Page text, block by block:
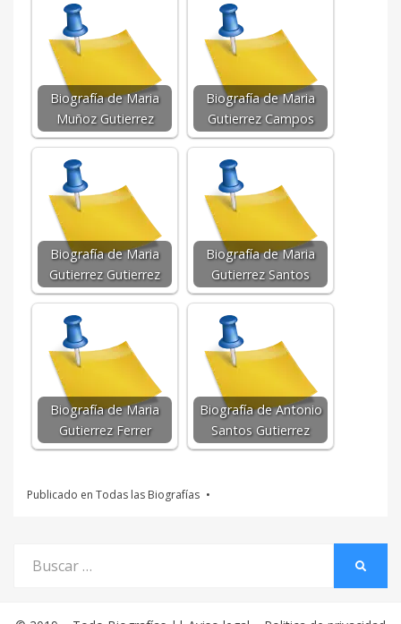
Biografía de Maria
Muñoz Gutierrez
Biografía de Maria
Gutierrez Campos
Biografía de Maria
Gutierrez Gutierrez
Biografía de Maria
Gutierrez Santos
Biografía de Maria
Gutierrez Ferrer
Biografía de Antonio
Santos Gutierrez
Publicado en Todas las Biografías
por: